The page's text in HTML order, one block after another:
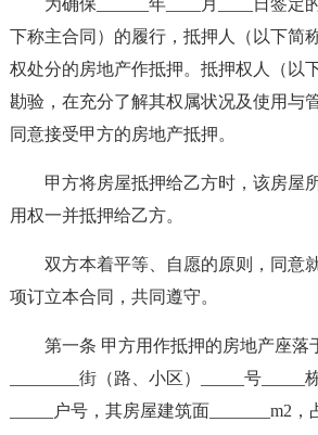
为确保______年____月____日签定
下称主合同）的履行，抵押人（以下简
权处分的房地产作抵押。抵押权人（以
勘验，在充分了解其权属状况及使用与
同意接受甲方的房地产抵押。
甲方将房屋抵押给乙方时，该房屋
用权一并抵押给乙方。
双方本着平等、自愿的原则，同意
项订立本合同，共同遵守。
第一条 甲方用作抵押的房地产座落
________街（路、小区）_____号_____
_____户号，其房屋建筑面_______m2，